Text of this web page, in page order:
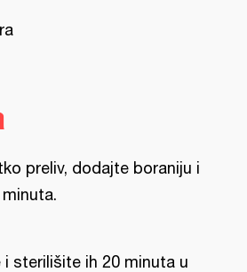
preliv, dodajte boraniju i
sterilišite ih 20 minuta u